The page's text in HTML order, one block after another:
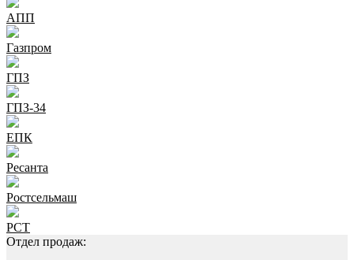
АПП
Газпром
ГПЗ
ГПЗ-34
ЕПК
Ресанта
Ростсельмаш
РСТ
Отдел продаж: